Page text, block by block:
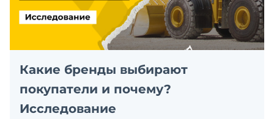
Какие бренды выбирают
покупатели и почему?
Исследование